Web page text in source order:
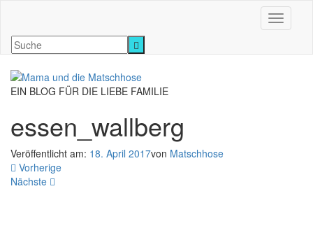
EIN BLOG FÜR DIE LIEBE FAMILIE
essen_wallberg
Veröffentlicht am: 18. April 2017von Matschhose
Vorherige
Nächste